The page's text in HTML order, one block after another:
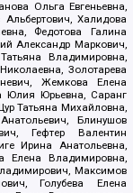
Ольга Евгеньевна,
Халидова
Федотова Галина
Александр Маркович,
Владимировна,
Золотарева
Жемкова Елена
Юлия Юрьевна, Саранг
Татьяна Михайловна,
Блинушов
Гефтер Валентин
Ирина Анатольевна,
Елена Владимировна,
Максимов
Голубева Елена